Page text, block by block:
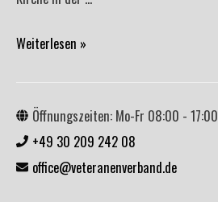
Veteranentreff
am
17.12.2022
Weiterlesen »
Öffnungszeiten: Mo-Fr 08:00 - 17:00
+49 30 209 242 08
office@veteranenverband.de